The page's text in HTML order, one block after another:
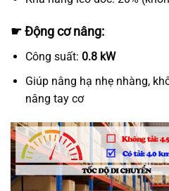
☛ Động cơ nâng:
Công suất: 0.8 kW
Giúp nâng hạ nhẹ nhàng,
nâng tay cơ